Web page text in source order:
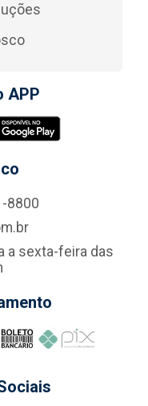
APP
8800
a sexta-feira das